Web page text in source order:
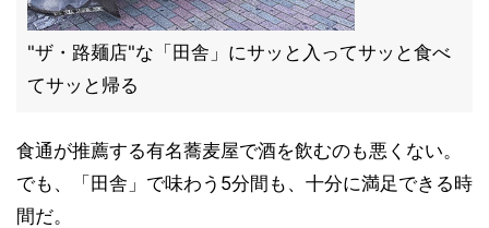
"ザ・路麺店"な「田舎」にサッと入ってサッと食べ
てサッと帰る
食通が推薦する有名蕎麦屋で酒を飲むのも悪くない。
でも、「田舎」で味わう5分間も、十分に満足できる時
間だ。